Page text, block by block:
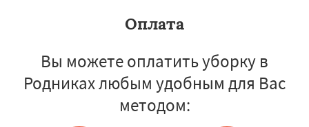
Оплата
Вы можете оплатить уборку в
Родниках любым удобным для Вас
методом: